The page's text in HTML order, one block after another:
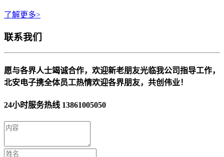
了解更多>
联系我们
愿与各界人士竭诚合作，欢迎新老朋友光临我公司指导工作，
北安电子携全体员工热情欢迎各界朋友，共创伟业！
24小时服务热线 13861005050